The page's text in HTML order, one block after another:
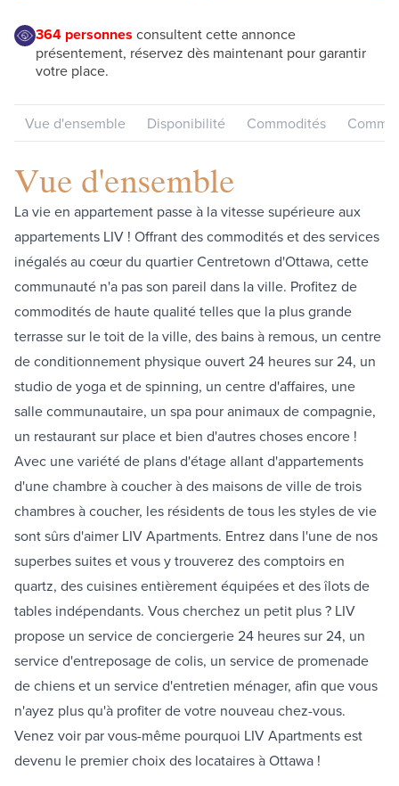
364 personnes consultent cette annonce
présentement, réservez dès maintenant pour garantir
votre place.
Vue d'ensemble Disponibilité Commodités
Vue d'ensemble
La vie en appartement passe à la vitesse supérieure aux
appartements LIV ! Offrant des commodités et des services
inégalés au cœur du quartier Centretown d'Ottawa, cette
communauté n'a pas son pareil dans la ville. Profitez de
commodités de haute qualité telles que la plus grande
terrasse sur le toit de la ville, des bains à remous, un centre
de conditionnement physique ouvert 24 heures sur 24, un
studio de yoga et de spinning, un centre d'affaires, une
salle communautaire, un spa pour animaux de compagnie,
un restaurant sur place et bien d'autres choses encore !
Avec une variété de plans d'étage allant d'appartements
d'une chambre à coucher à des maisons de ville de trois
chambres à coucher, les résidents de tous les styles de vie
sont sûrs d'aimer LIV Apartments. Entrez dans l'une de nos
superbes suites et vous y trouverez des comptoirs en
quartz, des cuisines entièrement équipées et des îlots de
tables indépendants. Vous cherchez un petit plus ? LIV
propose un service de conciergerie 24 heures sur 24, un
service d'entreposage de colis, un service de promenade
de chiens et un service d'entretien ménager, afin que vous
n'ayez plus qu'à profiter de votre nouveau chez-vous.
Venez voir par vous-même pourquoi LIV Apartments est
devenu le premier choix des locataires à Ottawa !